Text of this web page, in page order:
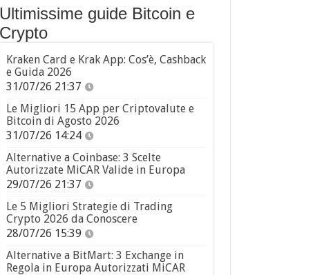
Ultimissime guide Bitcoin e
Crypto
Kraken Card e Krak App: Cos’è, Cashback
e Guida 2026
31/07/26 21:37
Le Migliori 15 App per Criptovalute e
Bitcoin di Agosto 2026
31/07/26 14:24
Alternative a Coinbase: 3 Scelte
Autorizzate MiCAR Valide in Europa
29/07/26 21:37
Le 5 Migliori Strategie di Trading
Crypto 2026 da Conoscere
28/07/26 15:39
Alternative a BitMart: 3 Exchange in
Regola in Europa Autorizzati MiCAR